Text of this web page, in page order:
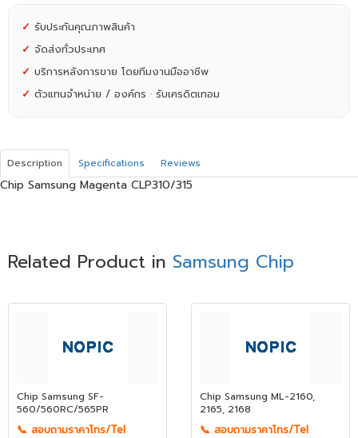
✓ รับประกันคุณภาพสินค้า
✓ จัดส่งทั่วประเทศ
✓ บริการหลังการขาย โดยทีมงานมืออาชีพ
✓ ตัวแทนจำหน่าย / องค์กร · รับเครดิตเทอม
Description Specifications Reviews
Chip Samsung Magenta CLP310/315
Related Product in Samsung Chip
Chip Samsung SF-
560/560RC/565PR
📞 สอบถามราคาโทร/Tel
Chip Samsung ML-2160,
2165, 2168
📞 สอบถามราคาโทร/Tel